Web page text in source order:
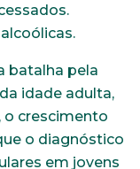
batalha pela
idade adulta,
o crescimento
o diagnóstico
em jovens